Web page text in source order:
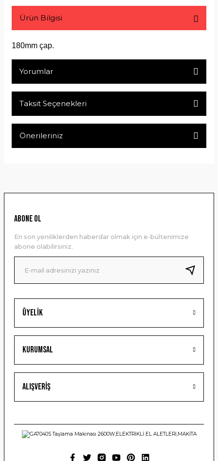
Ürün Bilgisi
180mm çap.
Yorumlar
Taksit Seçenekleri
Önerileriniz
Ürün resmi kalitesiz, bozuk veya görüntülenemiyor.
Ürün bilgilerinde hatalar bulunuyor.
Ürün fiyatı diğer sitelerden daha pahalı.
Bu ürüne benzer farklı alternatifler olmalı.
Gönder
Üyelik
Kurumsal
Alışveriş
ABONE OL
En son yeniliklerden haberdar olmak için e-bültenimize
abone olabilirsiniz.